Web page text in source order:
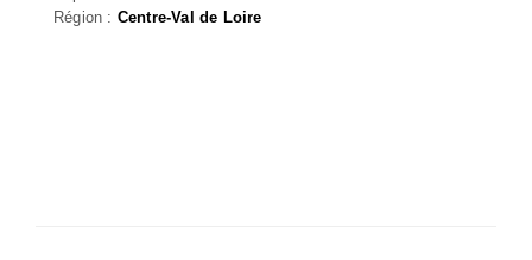
Région : Centre-Val de Loire